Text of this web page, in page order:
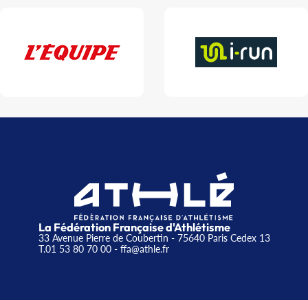
La Fédération Française d'Athlétisme
33 Avenue Pierre de Coubertin - 75640 Paris Cedex 13
T.01 53 80 70 00- ffa@athle.fr